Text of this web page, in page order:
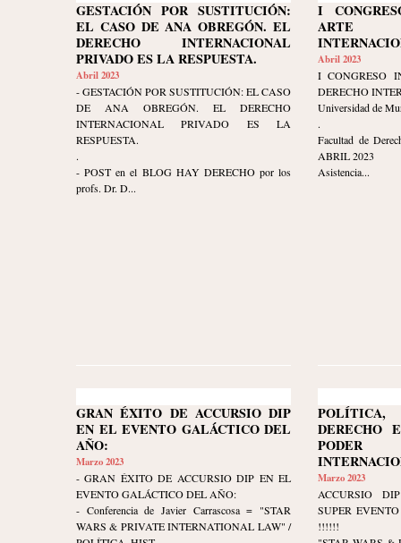
GESTACIÓN POR SUSTITUCIÓN:
EL CASO DE ANA OBREGÓN. EL
DERECHO INTERNACIONAL
PRIVADO ES LA RESPUESTA.
Abril 2023
- GESTACIÓN POR SUSTITUCIÓN: EL CASO
DE ANA OBREGÓN. EL DERECHO
INTERNACIONAL PRIVADO ES LA
RESPUESTA.
.
- POST en el BLOG HAY DERECHO por los
profs. Dr. D...
I
ARTE
Abril 2023
I CONGRESO
DERECHO
Universidad de
.
Facultad de
ABRIL 2023
Asistencia...
GRAN ÉXITO DE ACCURSIO DIP
EN EL EVENTO GALÁCTICO DEL
AÑO:
Marzo 2023
- GRAN ÉXITO DE ACCURSIO DIP EN EL
EVENTO GALÁCTICO DEL AÑO:
- Conferencia de Javier Carrascosa = "STAR
WARS & PRIVATE INTERNATIONAL LAW" /
DERECHO
PODER
Marzo 2023
ACCURSIO
SUPER
!!!!!!